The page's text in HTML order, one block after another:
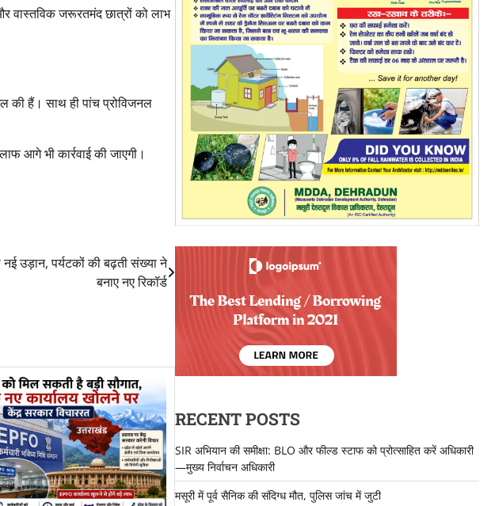
वास्तविक जरूरतमंद छात्रों को लाभ
हैं। साथ ही पांच प्रोविजनल
आगे भी कार्रवाई की जाएगी।
नई उड़ान, पर्यटकों की बढ़ती संख्या ने
बनाए नए रिकॉर्ड
RECENT POSTS
SIR अभियान की समीक्षा: BLO और फील्ड स्टाफ को प्रोत्साहित करें अधिकारी
—मुख्य निर्वाचन अधिकारी
मसूरी में पूर्व सैनिक की संदिग्ध मौत, पुलिस जांच में जुटी